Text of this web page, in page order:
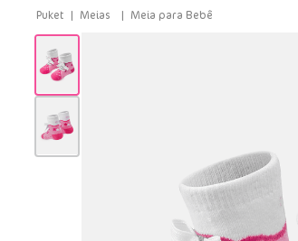
Meias Meia para Bebê